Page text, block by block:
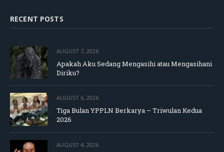
RECENT POSTS
AUGUST 7, 2026
Apakah Aku Sedang Mengasihi atau Mengasihani
Diriku?
AUGUST 6, 2026
Tiga Bulan YPPLN Berkarya – Triwulan Kedua
2026
AUGUST 4, 2026